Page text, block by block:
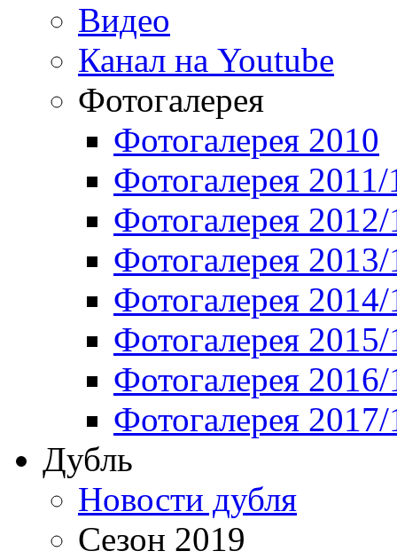
Видео
Канал на Youtube
Фотогалерея
Фотогалерея 2010
Фотогалерея 2011/
Фотогалерея
Фотогалерея
Фотогалерея
Фотогалерея
Фотогалерея
Фотогалерея
Дубль
Новости дубля
Сезон 2019